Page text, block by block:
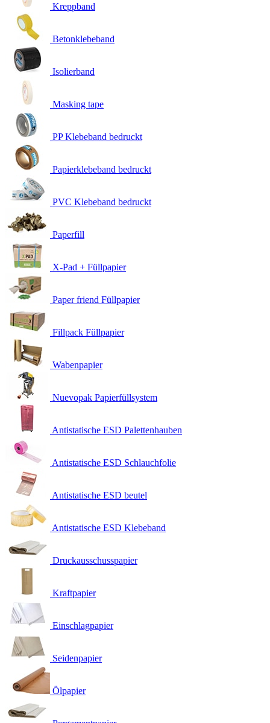
Kreppband
Betonklebeband
Isolierband
Masking tape
PP Klebeband bedruckt
Papierklebeband bedruckt
PVC Klebeband bedruckt
Paperfill
X-Pad + Füllpapier
Paper friend Füllpapier
Fillpack Füllpapier
Wabenpapier
Nuevopak Papierfüllsystem
Antistatische ESD Palettenhauben
Antistatische ESD Schlauchfolie
Antistatische ESD beutel
Antistatische ESD Klebeband
Druckausschusspapier
Kraftpapier
Einschlagpapier
Seidenpapier
Ölpapier